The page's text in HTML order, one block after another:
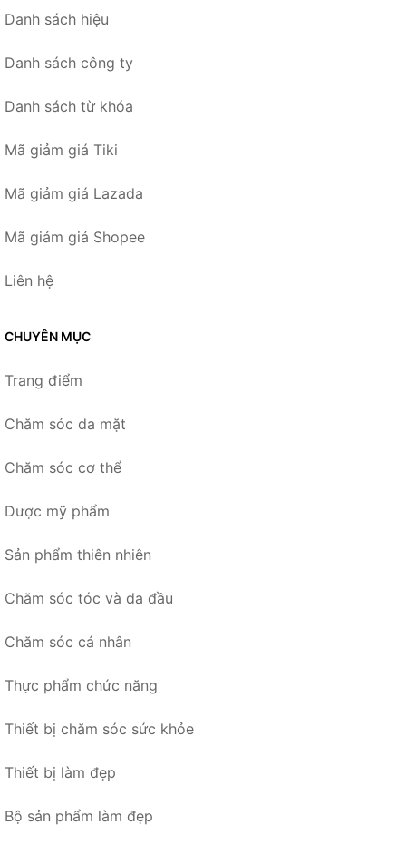
Danh sách hiệu
Danh sách công ty
Danh sách từ khóa
Mã giảm giá Tiki
Mã giảm giá Lazada
Mã giảm giá Shopee
Liên hệ
CHUYÊN MỤC
Trang điểm
Chăm sóc da mặt
Chăm sóc cơ thể
Dược mỹ phẩm
Sản phẩm thiên nhiên
Chăm sóc tóc và da đầu
Chăm sóc cá nhân
Thực phẩm chức năng
Thiết bị chăm sóc sức khỏe
Thiết bị làm đẹp
Bộ sản phẩm làm đẹp